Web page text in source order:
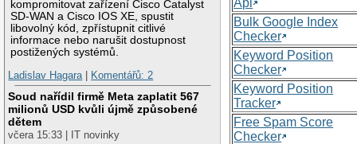
kompromitovat zařízení Cisco Catalyst
SD-WAN a Cisco IOS XE, spustit
libovolný kód, zpřístupnit citlivé
informace nebo narušit dostupnost
postižených systémů.
Ladislav Hagara| Komentářů: 2
Soud nařídil firmě Meta zaplatit 567
milionů USD kvůli újmě způsobené
dětem
včera 15:33 | IT novinky
Bulk Google Index
Checker
Keyword Position
Checker
Keyword Position
Tracker
Free Spam Score
Checker